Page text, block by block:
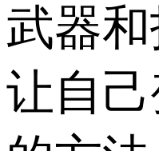
武器
让自